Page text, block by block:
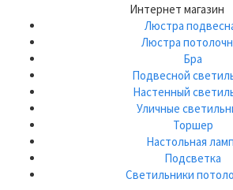
Интернет магазин
Люстра
Люстра
Бра
Подвесной
Настенный
Уличные
Торшер
Настольная
Подсветка
Светильники